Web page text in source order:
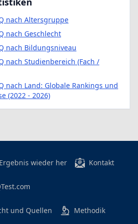
nach Altersgruppe
nach Geschlecht
nach Bildungsniveau
nach Studienbereich (Fach /
nach Land: Globale Rankings und
(2022 - 2026)
wieder her Kontakt
und Quellen Methodik